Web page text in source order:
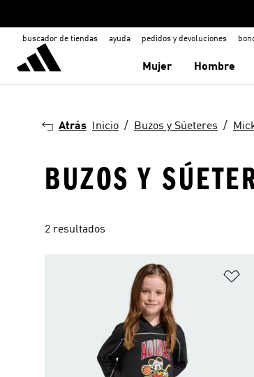
buscador de tiendas ayuda pedidos y devoluciones
Mujer Hombre
Atrás Inicio Buzos y Súeteres
BUZOS Y
2 resultados